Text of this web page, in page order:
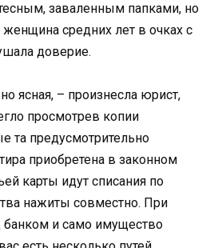
заваленным папками, но
женщина средних лет в очках с
доверие.
ясная, – произнесла юрист,
просмотрев копии
та предусмотрительно
приобретена в законном
карты идут списания по
нажиты совместно. При
банком и само имущество